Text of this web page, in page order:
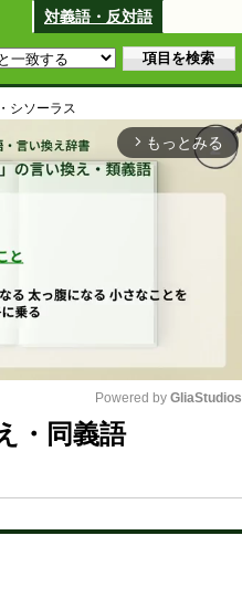
対義語・反対語
シソーラス
arrow_forward_ios もっとみる
Powered by GliaStudios
・同義語